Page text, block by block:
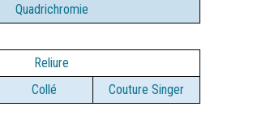
Quadrichromie
Reliure
Collé Couture Singer